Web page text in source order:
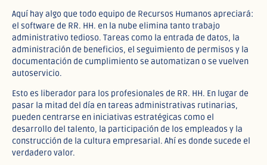
Aquí hay algo que todo equipo de Recursos Humanos apreciará:
el software de RR. HH. en la nube elimina tanto trabajo
administrativo tedioso. Tareas como la entrada de datos, la
administración de beneficios, el seguimiento de permisos y la
documentación de cumplimiento se automatizan o se vuelven
autoservicio.​
Esto es liberador para los profesionales de RR. HH. En lugar de
pasar la mitad del día en tareas administrativas rutinarias,
pueden centrarse en iniciativas estratégicas como el
desarrollo del talento, la participación de los empleados y la
construcción de la cultura empresarial. Ahí es donde sucede el
verdadero valor.